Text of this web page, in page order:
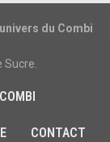
du Combi
Sucre.
CONTACT